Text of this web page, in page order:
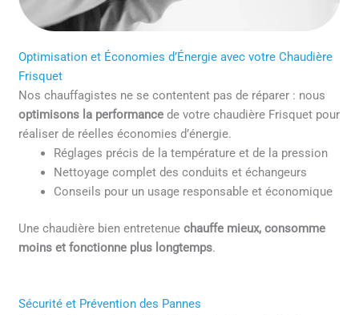
Optimisation et Économies d’Énergie avec votre Chaudière
Frisquet
Nos chauffagistes ne se contentent pas de réparer : nous
optimisons la performance de votre chaudière Frisquet pour
réaliser de réelles économies d’énergie.
Réglages précis de la température et de la pression
Nettoyage complet des conduits et échangeurs
Conseils pour un usage responsable et économique
Une chaudière bien entretenuechauffe mieux, consomme
moins et fonctionne plus longtemps.
Sécurité et Prévention des Pannes